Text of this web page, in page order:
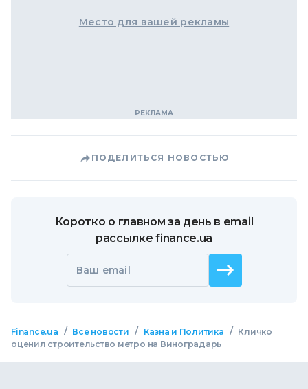
Место для вашей рекламы
ПОДЕЛИТЬСЯ НОВОСТЬЮ
Коротко о главном за день в email
рассылке finance.ua
Ваш email
Finance.ua / Все новости / Казна и Политика / Кличко
оценил строительство метро на Виноградарь